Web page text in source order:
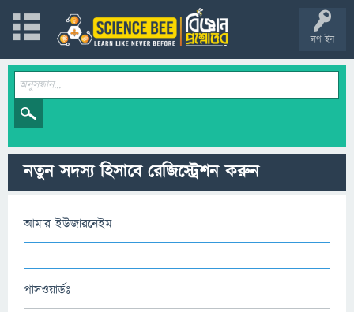
লগ ইন
নতুন সদস্য হিসাবে রেজিস্ট্রেশন করুন
আমার ইউজারনেইম
পাসওয়ার্ডঃ